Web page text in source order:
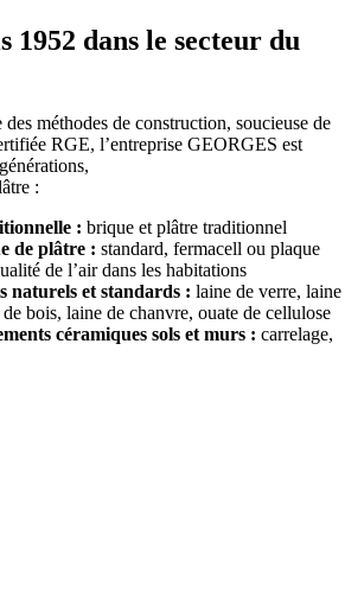
1952 dans le secteur du
méthodes de construction, soucieuse de
RGE, l’entreprise GEORGES est
:
: brique et plâtre traditionnel
de plâtre : standard, fermacell ou plaque
de l’air dans les habitations
naturels et standards : laine de verre, laine
bois, laine de chanvre, ouate de cellulose
céramiques sols et murs : carrelage,